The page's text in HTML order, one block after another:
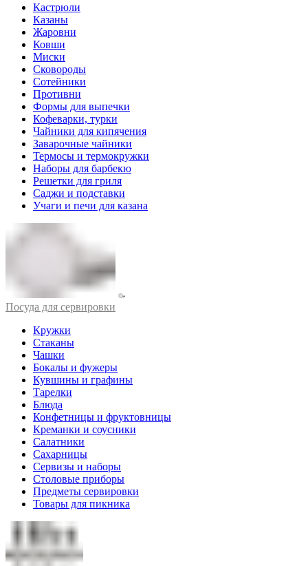
Кастрюли
Казаны
Жаровни
Ковши
Миски
Сковороды
Сотейники
Противни
Формы для выпечки
Кофеварки, турки
Чайники для кипячения
Заварочные чайники
Термосы и термокружки
Наборы для барбекю
Решетки для гриля
Саджи и подставки
Учаги и печи для казана
Посуда для сервировки
Кружки
Стаканы
Чашки
Бокалы и фужеры
Кувшины и графины
Тарелки
Блюда
Конфетницы и фруктовницы
Креманки и соусники
Салатники
Сахарницы
Сервизы и наборы
Столовые приборы
Предметы сервировки
Товары для пикника